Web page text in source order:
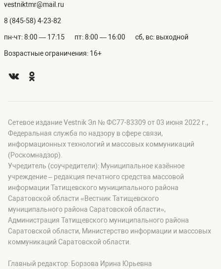
vestniktmr@mail.ru
8 (845-58) 4-23-82
пн-чт: 8:00 — 17:15 пт: 8:00 — 16:00 сб, вс: выходной
Возрастные ограничения: 16+
Сетевое издание Vestnik Эл № ФС77-83309 от 03 июня 2022 г.,
Федеральная служба по надзору в сфере связи,
информационных технологий и массовых коммуникаций
(Роскомнадзор).
Учредитель (соучредители): Муниципальное казённое
учреждение – редакция печатного средства массовой
информации Татищевского муниципального района
Саратовской области «Вестник Татищевского
муниципального района Саратовской области»,
Администрация Татищевского муниципального района
Саратовской области, Министерство информации и массовых
коммуникаций Саратовской области.
Главный редактор: Борзова Ирина Юрьевна